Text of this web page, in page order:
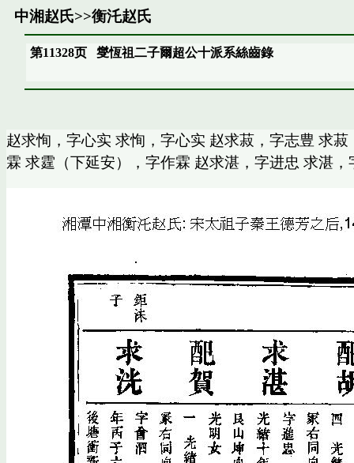
中湘赵氏>>衡汑赵氏
第11328页燮恆祖二子爾超公十派系絲齒錄
赵求恂，字心实 求恂，字心实 赵求菽，字志豊 求
霖 求霆（下延安），字作霖 赵求湛，字进忠 求湛